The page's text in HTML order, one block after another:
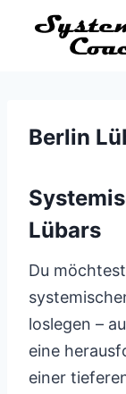
Inhalt
Berlin
Lübars
Du
loslegen –
eine
einer